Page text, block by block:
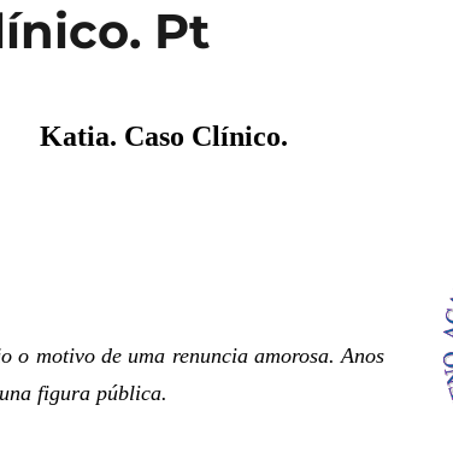
Pt
Katia. Caso Clínico.
o motivo de uma renuncia amorosa. Anos
figura pública.